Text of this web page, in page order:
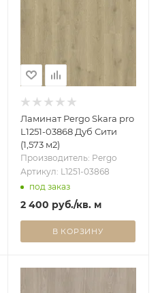
Ламинат Pergo Skara pro
L1251-03868 Дуб Сити
(1,573 м2)
Производитель: Pergo
Артикул: L1251-03868
под заказ
2 400 руб./кв. м
В КОРЗИНУ